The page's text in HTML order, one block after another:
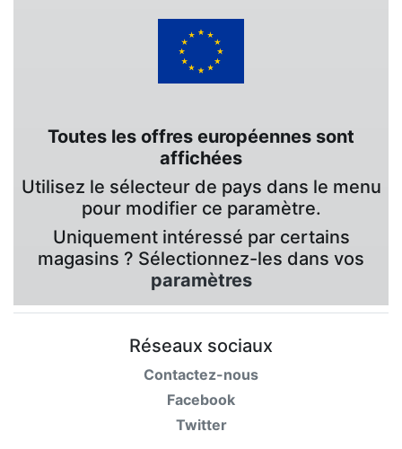
Toutes les offres européennes sont
affichées
Utilisez le sélecteur de pays dans le menu
pour modifier ce paramètre.
Uniquement intéressé par certains
magasins ? Sélectionnez-les dans vos
paramètres
Réseaux sociaux
Contactez-nous
Facebook
Twitter